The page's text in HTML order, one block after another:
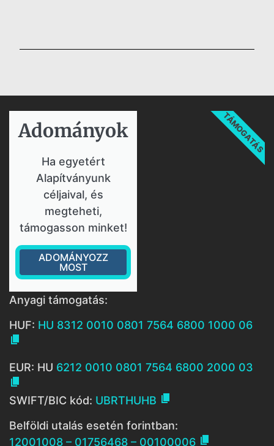
Adományok​
Ha egyetért
Alapítványunk
céljaival, és
megteheti,
támogasson minket!
ADOMÁNYOZZ
MOST
TÁMOGATÁS
Anyagi támogatás:
HUF: HU 8312 0010 0801 7564 6800 1000 06

EUR: HU 6212 0010 0801 7564 6800 2000 03

SWIFT/BIC kód: UBRTHUHB 
Belföldi utalás esetén forintban:
12001008 – 01756468 – 00100006 